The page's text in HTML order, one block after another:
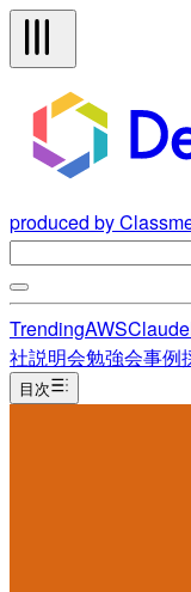
produced by
TrendingAWSClaude
社説明会勉強会事例
目次